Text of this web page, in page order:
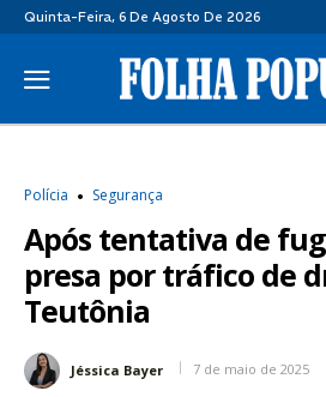
Quinta-Feira, 6 De Agosto De 2026
Polícia Segurança
Após tentativa de
presa por tráfico de
Teutônia
Jéssica Bayer 7 de maio de 2025